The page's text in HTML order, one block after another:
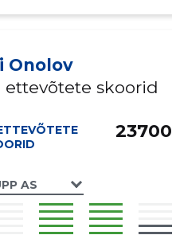
Onolov
ettevõtete skoorid
AS
23700